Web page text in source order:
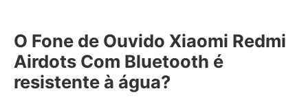
O Fone de Ouvido Xiaomi Redmi
Airdots Com Bluetooth é
resistente à água?